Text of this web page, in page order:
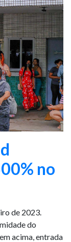
no
de 2023.
do
acima, entrada